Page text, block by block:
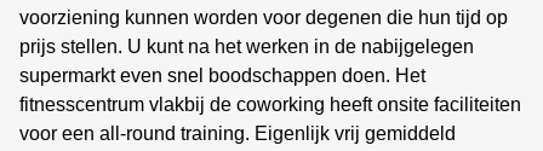
voorziening kunnen worden voor degenen die hun tijd op
prijs stellen. U kunt na het werken in de nabijgelegen
supermarkt even snel boodschappen doen. Het
fitnesscentrum vlakbij de coworking heeft onsite faciliteiten
voor een all-round training. Eigenlijk vrij gemiddeld